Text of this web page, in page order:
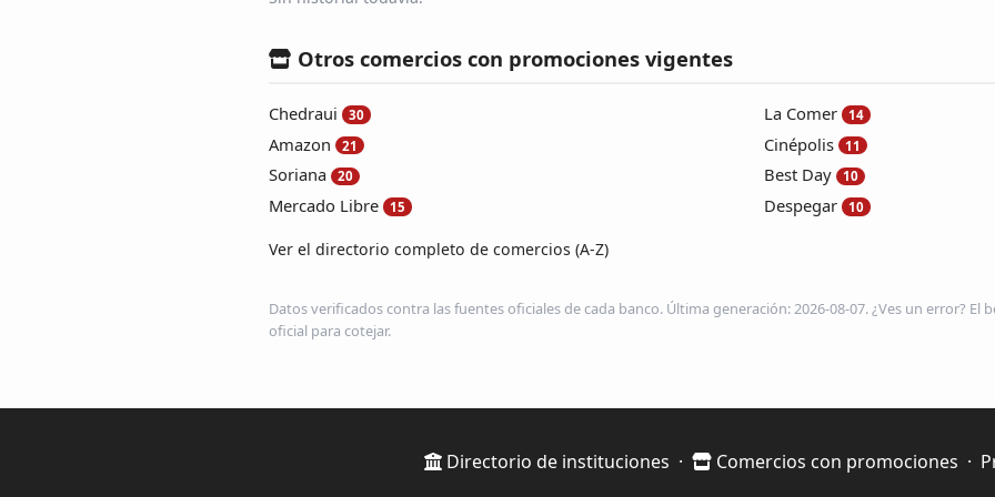
Otros comercios con promociones vigentes
Chedraui 30
Amazon 21
Soriana 20
Mercado Libre 15
La Comer 14
Cinépolis 11
Best Day 10
Despegar 10
Ver el directorio completo de comercios (A-Z)
Datos verificados contra las fuentes oficiales de cada banco. Última generación: 2026-08-07. ¿Ves un error? El
oficial para cotejar.
Directorio de instituciones · Comercios con promociones ·